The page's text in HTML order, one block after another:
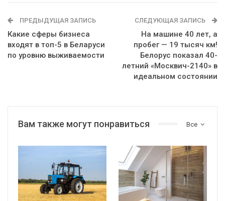
ПРЕДЫДУЩАЯ ЗАПИСЬ
Какие сферы бизнеса
входят в топ-5 в Беларуси
по уровню выживаемости
СЛЕДУЮЩАЯ ЗАПИСЬ
На машине 40 лет, а
пробег — 19 тысяч км!
Белорус показал 40-
летний «Москвич-2140» в
идеальном состоянии
Все
Вам также могут понравиться